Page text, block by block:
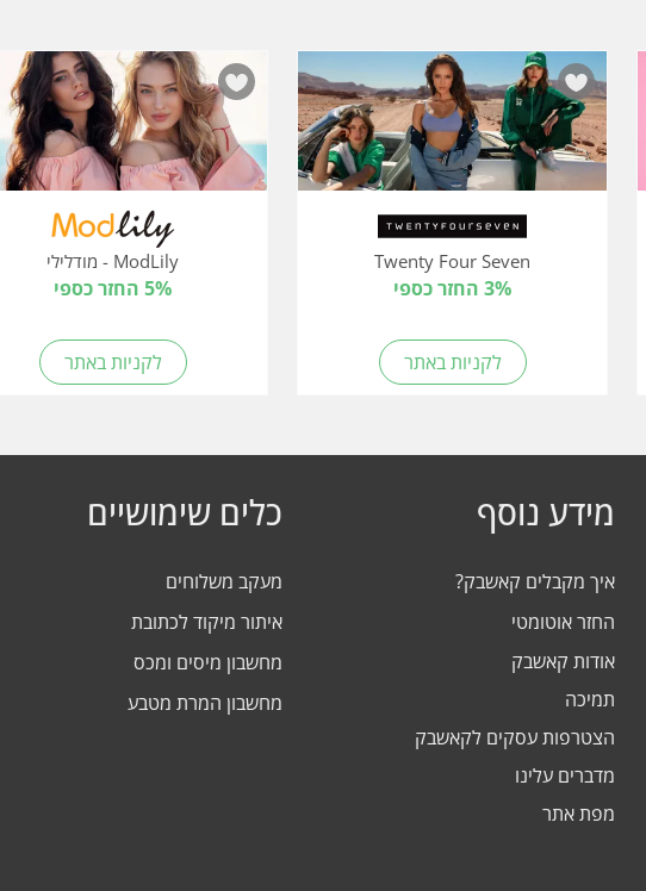
Twenty Four Seven
3% החזר כספי
לקניות באתר
ModLily - מודלילי
5% החזר כספי
לקניות באתר
מידע נוסף
איך מקבלים קאשבק?
החזר אוטומטי
אודות קאשבק
תמיכה
הצטרפות עסקים לקאשבק
מדברים עלינו
מפת אתר
כלים שימושיים
מעקב משלוחים
איתור מיקוד לכתובת
מחשבון מיסים ומכס
מחשבון המרת מטבע